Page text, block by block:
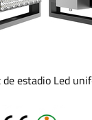
estadio Led